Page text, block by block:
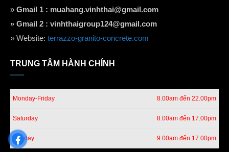
» Gmail 1 : muahang.vinhthai@gmail.com
» Gmail 2 : vinhthaigroup124@gmail.com
» Website: terrazzo-granito-concrete.com
TRUNG TÂM HÀNH CHÍNH
Monday-Friday 8.00am đến 22.00pm
Saturday 8.00am đến 17.00pm
Sunday 9.00am đến 17.00pm